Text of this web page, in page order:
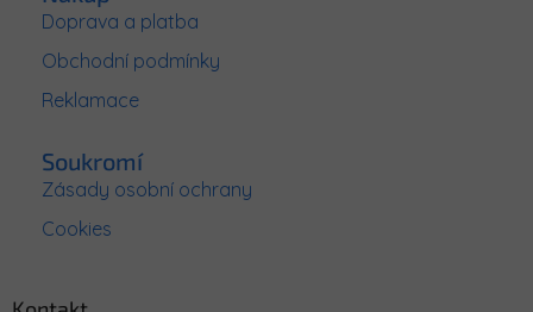
Doprava a platba
Obchodní podmínky
Reklamace
Soukromí
Zásady osobní ochrany
Cookies